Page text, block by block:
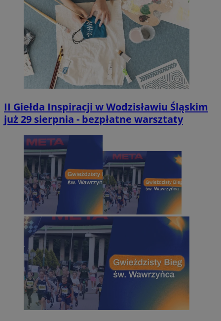
II Giełda Inspiracji w Wodzisławiu Śląskim
już 29 sierpnia - bezpłatne warsztaty